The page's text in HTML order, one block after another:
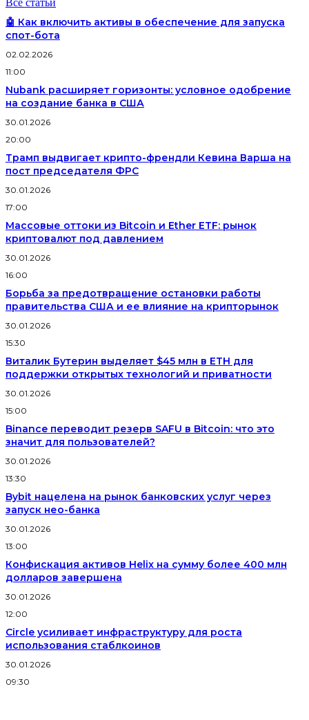
Все статьи
🤖 Как включить активы в обеспечение для запуска
спот-бота
02.02.2026
11:00
Nubank расширяет горизонты: условное одобрение
на создание банка в США
30.01.2026
20:00
Трамп выдвигает крипто-френдли Кевина Варша на
пост председателя ФРС
30.01.2026
17:00
Массовые оттоки из Bitcoin и Ether ETF: рынок
криптовалют под давлением
30.01.2026
16:00
Борьба за предотвращение остановки работы
правительства США и ее влияние на крипторынок
30.01.2026
15:30
Виталик Бутерин выделяет $45 млн в ETH для
поддержки открытых технологий и приватности
30.01.2026
15:00
Binance переводит резерв SAFU в Bitcoin: что это
значит для пользователей?
30.01.2026
13:30
Bybit нацелена на рынок банковских услуг через
запуск нео-банка
30.01.2026
13:00
Конфискация активов Helix на сумму более 400 млн
долларов завершена
30.01.2026
12:00
Circle усиливает инфраструктуру для роста
использования стаблкоинов
30.01.2026
09:30